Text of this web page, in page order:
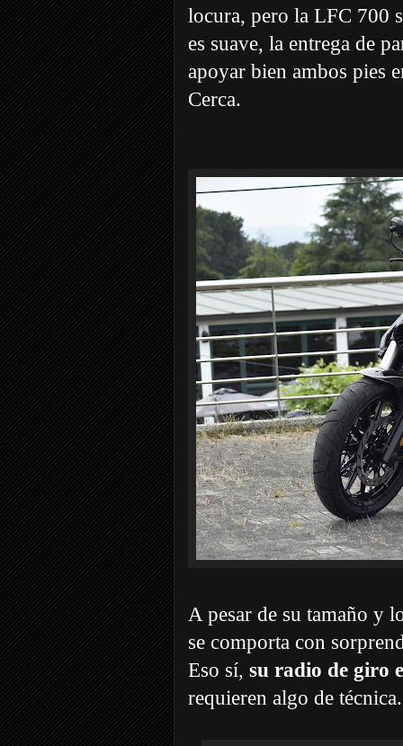
locura, pero la LFC 700
es suave, la entrega de
apoyar bien ambos pies
Cerca.
A pesar de su tamaño y
se comporta con
Eso sí, su radio de giro
requieren algo de técnica.